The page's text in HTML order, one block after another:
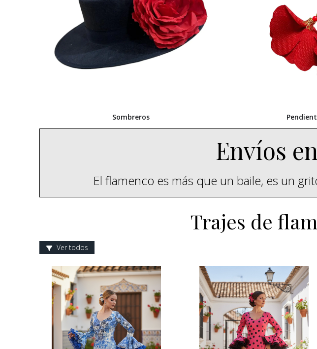
Sombreros
Envíos
El flamenco es más que un baile, es un
Trajes de
Ver todos